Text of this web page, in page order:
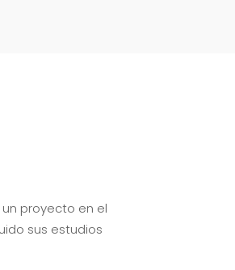
proyecto en el
sus estudios